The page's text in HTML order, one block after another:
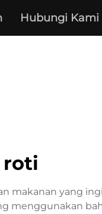
Hubungi Kami
roti
makanan yang
menggunakan